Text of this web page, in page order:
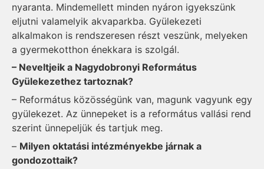
nyaranta. Mindemellett minden nyáron igyekszünk
eljutni valamelyik akvaparkba. Gyülekezeti
alkalmakon is rendszeresen részt veszünk, melyeken
a gyermekotthon énekkara is szolgál.
– Neveltjeik a Nagydobronyi Református
Gyülekezethez tartoznak?
– Református közösségünk van, magunk vagyunk egy
gyülekezet. Az ünnepeket is a református vallási rend
szerint ünnepeljük és tartjuk meg.
– Milyen oktatási intézményekbe járnak a
gondozottaik?